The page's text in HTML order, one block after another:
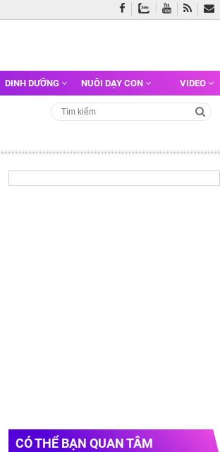
DINH DƯỠNG NUÔI DẠY CON VIDEO
CÓ THỂ BẠN QUAN TÂM